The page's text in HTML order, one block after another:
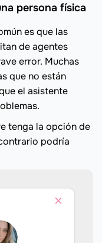
persona física
es que las
de agentes
error. Muchas
que no están
el asistente
tenga la opción de
podría